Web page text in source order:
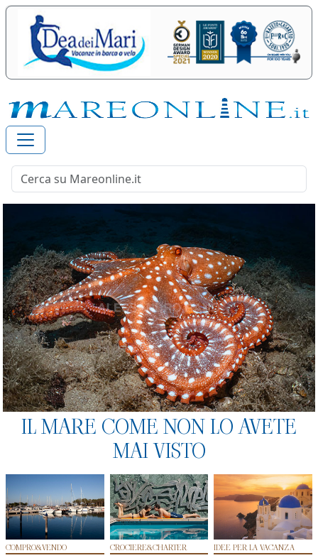
IL MARE COME NON LO AVETE
MAI VISTO
COMPRO&VENDO CROCIERE&CHARTER IDEE PER LA VACANZA